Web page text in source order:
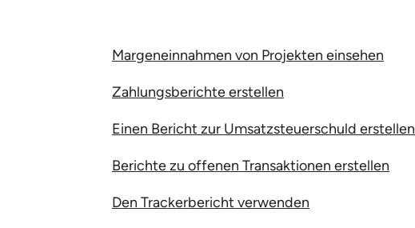
Margeneinnahmen von Projekten einsehen
Zahlungsberichte erstellen
Einen Bericht zur Umsatzsteuerschuld erstellen
Berichte zu offenen Transaktionen erstellen
Den Trackerbericht verwenden